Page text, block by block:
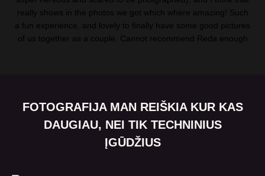
really shows in the photos we got which where amazing! Such
a fun experience, and lovely to finally have some good pictures
of us together as a couple. Cannot recommend Reda enough
FOTOGRAFIJA MAN REIŠKIA KUR KAS
DAUGIAU, NEI TIK TECHNINIUS
ĮGŪDŽIUS